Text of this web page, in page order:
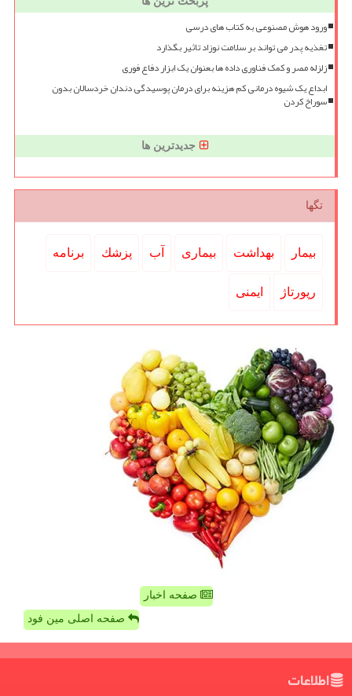
ورود هوش مصنوعی به کتاب های درسی
تغذیه پدر می تواند بر سلامت نوزاد تاثیر بگذارد
زلزله مصر و کمک فناوری داده ها بعنوان یک ابزار دفاع فوری
ابداع یک شیوه درمانی کم هزینه برای درمان پوسیدگی دندان خردسالان بدون
سوراخ کردن
جدیدترین ها
تگها
بیمار بهداشت بیماری آب پزشك برنامه
رپورتاژ ایمنی
صفحه اخبار
صفحه اصلی مین فود
اطلاعات